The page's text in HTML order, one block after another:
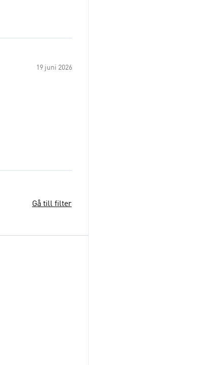
19 juni 2026
Gå till filter